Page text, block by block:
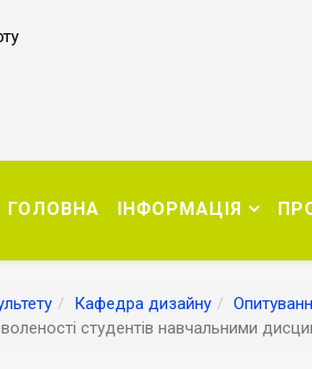
ГОЛОВНА ІНФОРМАЦІЯ
Кафедра дизайну
студентів навчальними